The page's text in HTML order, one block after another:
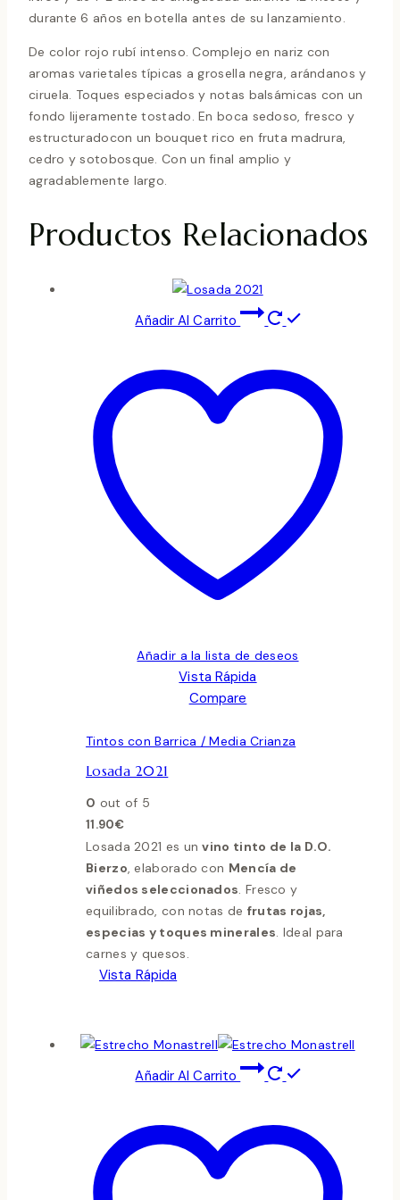
durante 6 años en botella antes de su lanzamiento.
De color rojo rubí intenso. Complejo en nariz con
aromas varietales típicas a grosella negra, arándanos y
ciruela. Toques especiados y notas balsámicas con un
fondo lijeramente tostado. En boca sedoso, fresco y
estructuradocon un bouquet rico en fruta madrura,
cedro y sotobosque. Con un final amplio y
agradablemente largo.
Productos Relacionados
Añadir Al Carrito
Añadir a la lista de deseos
Vista Rápida
Compare
Tintos con Barrica / Media Crianza
Losada 2021
0 out of 5
11.90€
Losada 2021 es unvino tinto de la D.O.
Bierzo, elaborado con Mencía de
viñedos seleccionados. Fresco y
equilibrado, con notas de frutas rojas,
especias y toques minerales. Ideal para
carnes y quesos.
Vista Rápida
Añadir Al Carrito